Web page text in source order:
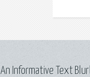
An Informative Text